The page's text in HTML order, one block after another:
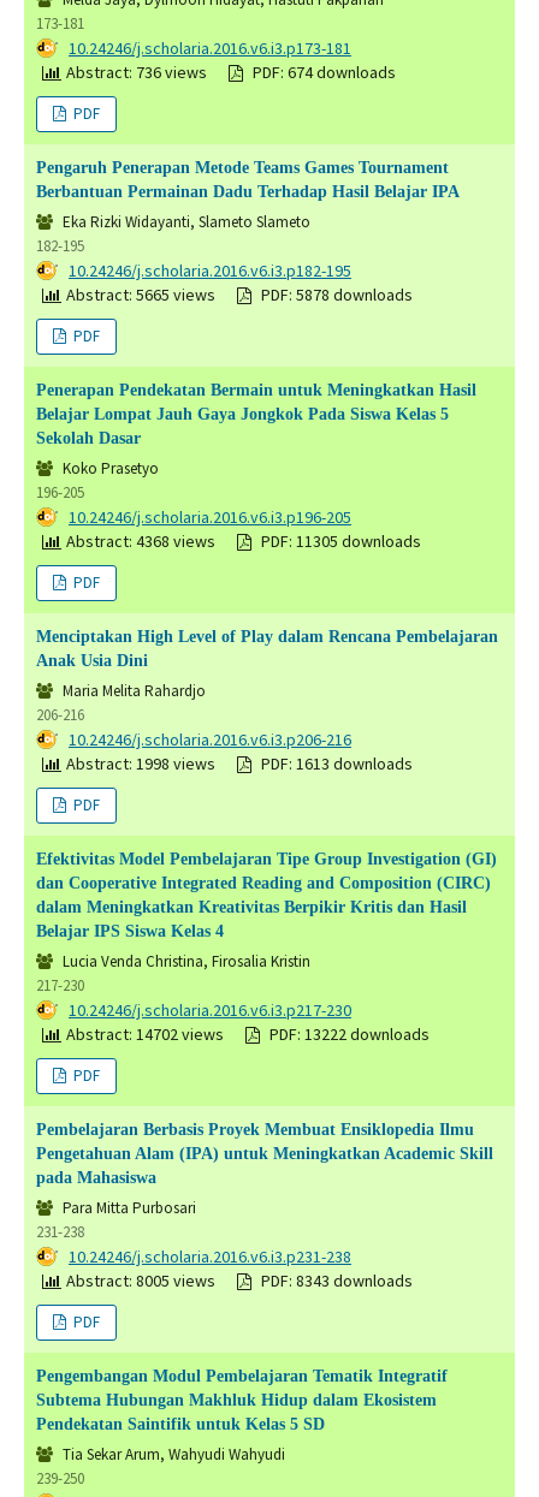
173-181
DOI: 10.24246/j.scholaria.2016.v6.i3.p173-181
Abstract: 736 views
PDF: 674 downloads
PDF
Pengaruh Penerapan Metode Teams Games Tournament
Berbantuan Permainan Dadu Terhadap Hasil Belajar IPA
Eka Rizki Widayanti, Slameto Slameto
182-195
DOI: 10.24246/j.scholaria.2016.v6.i3.p182-195
Abstract: 5665 views
PDF: 5878 downloads
PDF
Penerapan Pendekatan Bermain untuk Meningkatkan Hasil
Belajar Lompat Jauh Gaya Jongkok Pada Siswa Kelas 5
Sekolah Dasar
Koko Prasetyo
196-205
DOI: 10.24246/j.scholaria.2016.v6.i3.p196-205
Abstract: 4368 views
PDF: 11305 downloads
PDF
Menciptakan High Level of Play dalam Rencana Pembelajaran
Anak Usia Dini
Maria Melita Rahardjo
206-216
DOI: 10.24246/j.scholaria.2016.v6.i3.p206-216
Abstract: 1998 views
PDF: 1613 downloads
PDF
Efektivitas Model Pembelajaran Tipe Group Investigation (GI)
dan Cooperative Integrated Reading and Composition (CIRC)
dalam Meningkatkan Kreativitas Berpikir Kritis dan Hasil
Belajar IPS Siswa Kelas 4
Lucia Venda Christina, Firosalia Kristin
217-230
DOI: 10.24246/j.scholaria.2016.v6.i3.p217-230
Abstract: 14702 views
PDF: 13222 downloads
PDF
Pembelajaran Berbasis Proyek Membuat Ensiklopedia Ilmu
Pengetahuan Alam (IPA) untuk Meningkatkan Academic Skill
pada Mahasiswa
Para Mitta Purbosari
231-238
DOI: 10.24246/j.scholaria.2016.v6.i3.p231-238
Abstract: 8005 views
PDF: 8343 downloads
PDF
Pengembangan Modul Pembelajaran Tematik Integratif
Subtema Hubungan Makhluk Hidup dalam Ekosistem
Pendekatan Saintifik untuk Kelas 5 SD
Tia Sekar Arum, Wahyudi Wahyudi
239-250